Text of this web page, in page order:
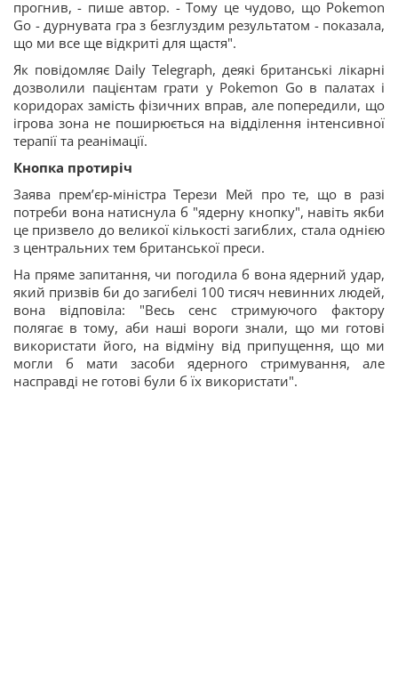
прогнив, - пише автор. - Тому це чудово, що Pokemon
Go - дурнувата гра з безглуздим результатом - показала,
що ми все ще відкриті для щастя".
Як повідомляє Daily Telegraph, деякі британські лікарні
дозволили пацієнтам грати у Pokemon Go в палатах і
коридорах замість фізичних вправ, але попередили, що
ігрова зона не поширюється на відділення інтенсивної
терапії та реанімації.
Кнопка протиріч
Заява прем’єр-міністра Терези Мей про те, що в разі
потреби вона натиснула б "ядерну кнопку", навіть якби
це призвело до великої кількості загиблих, стала однією
з центральних тем британської преси.
На пряме запитання, чи погодила б вона ядерний удар,
який призвів би до загибелі 100 тисяч невинних людей,
вона відповіла: "Весь сенс стримуючого фактору
полягає в тому, аби наші вороги знали, що ми готові
використати його, на відміну від припущення, що ми
могли б мати засоби ядерного стримування, але
насправді не готові були б їх використати".